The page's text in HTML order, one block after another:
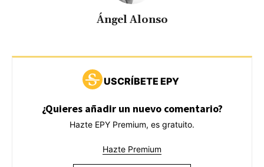
Ángel Alonso
USCRÍBETE EPY
¿Quieres añadir un nuevo comentario?
Hazte EPY Premium, es gratuito.
Hazte Premium